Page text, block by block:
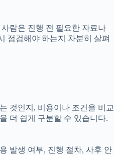
람은 진행 전 필요한 자료나
점검해야 하는지 차분히 살펴
것인지, 비용이나 조건을 비교
더 쉽게 구분할 수 있습니다.
발생 여부, 진행 절차, 사후 안